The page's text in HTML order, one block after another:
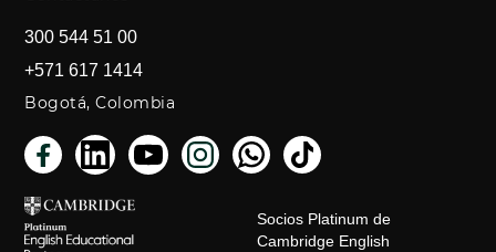
estrategia inteligente que
impulsa el éxito de todos.
300 544 51 00
+571 617 1414
Bogotá, Colombia
Socios Platinum de
Cambridge English